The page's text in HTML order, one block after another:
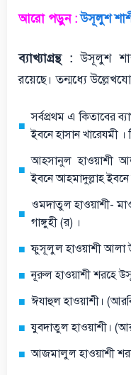
আরো পড়ুন : উসূলুশ
ব্যাখ্যাগ্রন্থ :উসূলুশ
রয়েছে। তন্মধ্যে
সর্বপ্রথম এ কিতাবের
ইবনে হাসান খারেযমী ।
আহসানুল হাওয়াশী
ইবনে আহমাদুল্লাহ
ওমদাতুল হাওয়াশী-
গাঙ্গুহী (র) ।
ফুসূলুল হাওয়াশী আলা
নূরুল হাওয়াশী শরহে
ঈযাহুল হাওয়াশী।
যুবদাতুল হাওয়াশী।
আজমালুল হাওয়াশী